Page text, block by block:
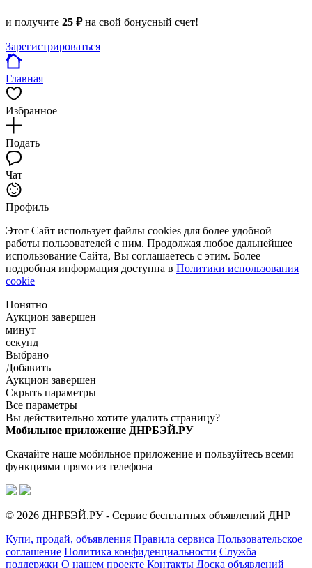
и получите 25 ₽на свой бонусный счет!
Зарегистрироваться
Главная
Избранное
Подать
Чат
Профиль
Этот Сайт использует файлы cookies для более удобной
работы пользователей с ним. Продолжая любое дальнейшее
использование Сайта, Вы соглашаетесь с этим. Более
подробная информация доступна в Политики использования
cookie
Понятно
Аукцион завершен
минут
секунд
Выбрано
Добавить
Аукцион завершен
Скрыть параметры
Все параметры
Вы действительно хотите удалить страницу?
Мобильное приложение ДНРБЭЙ.РУ
Скачайте наше мобильное приложение и пользуйтесь всеми
функциями прямо из телефона
© 2026 ДНРБЭЙ.РУ - Сервис бесплатных объявлений ДНР
Купи, продай, объявления Правила сервиса Пользовательское
соглашение Политика конфиденциальности Служба
поддержки О нашем проекте Контакты Доска объявлений